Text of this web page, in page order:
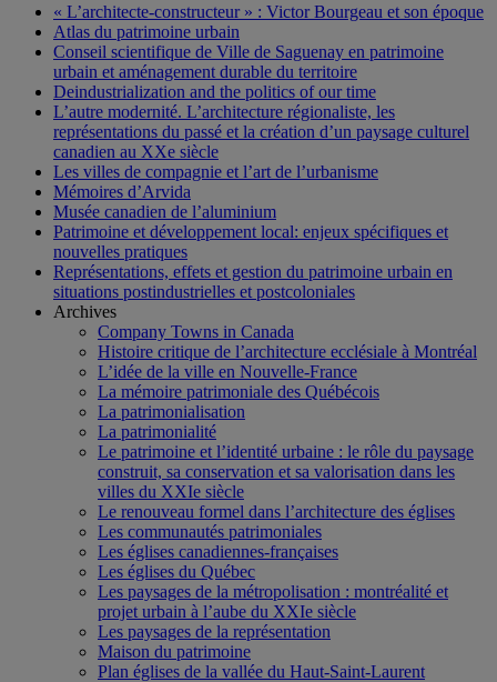
« L’architecte-constructeur » : Victor Bourgeau et son époque
Atlas du patrimoine urbain
Conseil scientifique de Ville de Saguenay en patrimoine
urbain et aménagement durable du territoire
Deindustrialization and the politics of our time
L’autre modernité. L’architecture régionaliste, les
représentations du passé et la création d’un paysage culturel
canadien au XXe siècle
Les villes de compagnie et l’art de l’urbanisme
Mémoires d’Arvida
Musée canadien de l’aluminium
Patrimoine et développement local: enjeux spécifiques et
nouvelles pratiques
Représentations, effets et gestion du patrimoine urbain en
situations postindustrielles et postcoloniales
Archives
Company Towns in Canada
Histoire critique de l’architecture ecclésiale à Montréal
L’idée de la ville en Nouvelle-France
La mémoire patrimoniale des Québécois
La patrimonialisation
La patrimonialité
Le patrimoine et l’identité urbaine : le rôle du paysage
construit, sa conservation et sa valorisation dans les
villes du XXIe siècle
Le renouveau formel dans l’architecture des églises
Les communautés patrimoniales
Les églises canadiennes-françaises
Les églises du Québec
Les paysages de la métropolisation : montréalité et
projet urbain à l’aube du XXIe siècle
Les paysages de la représentation
Maison du patrimoine
Plan églises de la vallée du Haut-Saint-Laurent